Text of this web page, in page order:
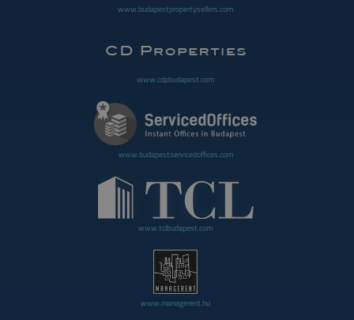
www.budapestpropertysellers.com
www.cdpbudapest.com
www.budapestservicedoffices.com
www.tclbudapest.com
www.managerent.hu